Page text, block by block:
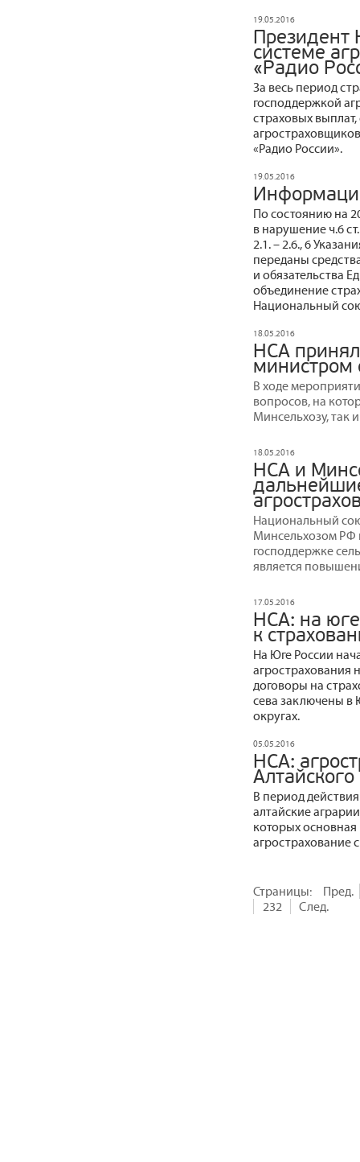
19.05.2016
Президент
системе
«Радио
За весь период
господдержкой
страховых
«Радио России».
19.05.2016
По состоянию на
в нарушение ч.6
2.1. – 2.6., 6
переданы
и обязательства
объединение
Национальный
18.05.2016
НСА
министром
В ходе
вопросов, на
Минсельхозу, так
18.05.2016
НСА и
Национальный
Минсельхозом РФ
господдержке
является
17.05.2016
НСА: на
к
На Юге России
агрострахования
договоры на
сева заключены
округах.
05.05.2016
НСА:
В период
алтайские
которых основная
агрострахование
Страницы:
Пред.
232
След.